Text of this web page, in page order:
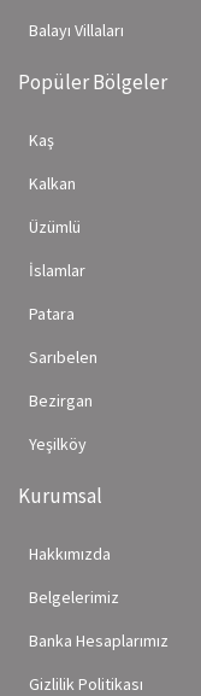
Balayı Villaları
Popüler Bölgeler
Kaş
Kalkan
Üzümlü
İslamlar
Patara
Sarıbelen
Bezirgan
Yeşilköy
Kurumsal
Hakkımızda
Belgelerimiz
Banka Hesaplarımız
Gizlilik Politikası